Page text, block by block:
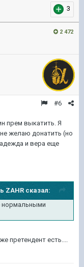
3
2 472
#6
прем выкатить. Я
желаю донатить (но
и вера еще
ZAHR сказал:
нормальными
претендент есть....